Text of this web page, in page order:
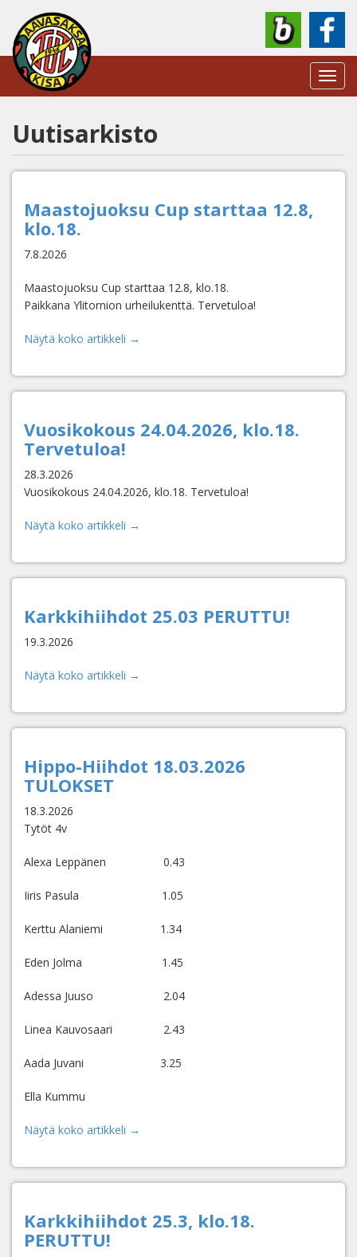
Uutisarkisto
Maastojuoksu Cup starttaa 12.8,
klo.18.
7.8.2026
Maastojuoksu Cup starttaa 12.8, klo.18.
Paikkana Ylitornion urheilukenttä. Tervetuloa!
Näytä koko artikkeli →
Vuosikokous 24.04.2026, klo.18.
Tervetuloa!
28.3.2026
Vuosikokous 24.04.2026, klo.18. Tervetuloa!
Näytä koko artikkeli →
Karkkihiihdot 25.03 PERUTTU!
19.3.2026
Näytä koko artikkeli →
Hippo-Hiihdot 18.03.2026
TULOKSET
18.3.2026
Tytöt 4v
Alexa Leppänen 0.43
Iiris Pasula 1.05
Kerttu Alaniemi 1.34
Eden Jolma 1.45
Adessa Juuso 2.04
Linea Kauvosaari 2.43
Aada Juvani 3.25
Ella Kummu
Näytä koko artikkeli →
Karkkihiihdot 25.3, klo.18.
PERUTTU!